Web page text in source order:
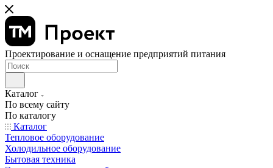
Проектирование и оснащение предприятий питания
Каталог
По всему сайту
По каталогу
Каталог
Тепловое оборудование
Холодильное оборудование
Бытовая техника